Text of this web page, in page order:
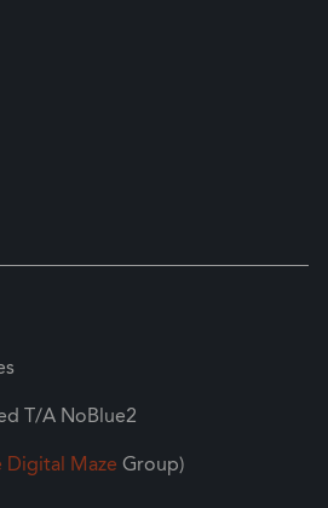
T/A NoBlue2
Digital Maze Group)